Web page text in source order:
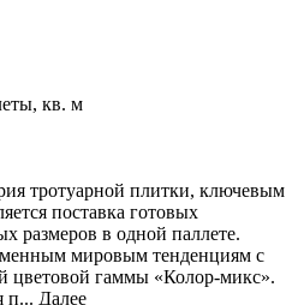
кв. м
тротуарной плитки, ключевым
поставка готовых
размеров в одной паллете.
мировым тенденциям с
цветовой гаммы «Колор-микс».
п... Далее